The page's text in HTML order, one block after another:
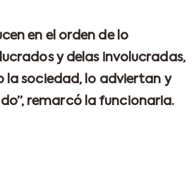
en el orden de lo
y delas involucradas,
sociedad, lo adviertan y
remarcó la funcionaria.